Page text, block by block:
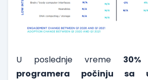
U poslednje vreme 30%
programera počinju